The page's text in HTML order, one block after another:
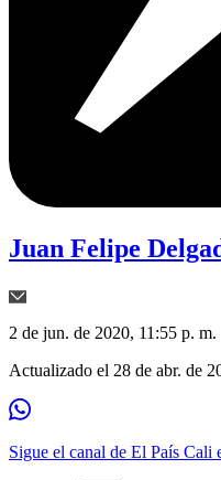
Juan Felipe
2 de jun. de 2020, 11:55 p. m.
Actualizado el 28 de abr. de
Sigue el canal de El País Cali